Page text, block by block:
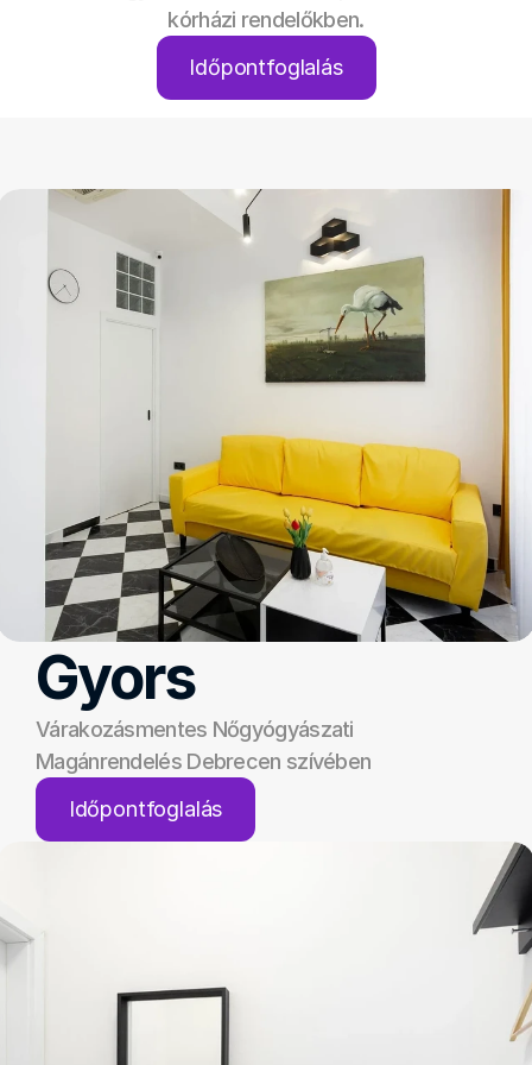
kórházi rendelőkben.
Időpontfoglalás
Gyors
Várakozásmentes Nőgyógyászati
Magánrendelés Debrecen szívében
Időpontfoglalás